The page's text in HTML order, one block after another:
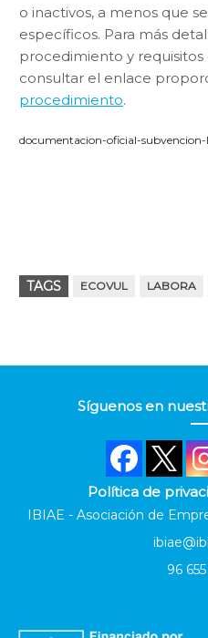
o inactivos, a menos que
específicos. Para más
procedimiento y
consultar el enlace
procedimiento.
documentacion-oficial-
TAGS ECOVUL LABORA
Síguenos en
Política de
IBIAE - Asociación de
96